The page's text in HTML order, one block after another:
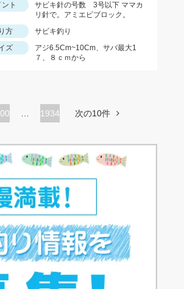
ト
サビキ針の号数 3号以下 ママカ
リ針で。アミエビブロック。
方
サビキ釣り
ズ
アジ6.5Cm~10Cm、サバ最大1
７、８ｃｍから
1934 次の10件